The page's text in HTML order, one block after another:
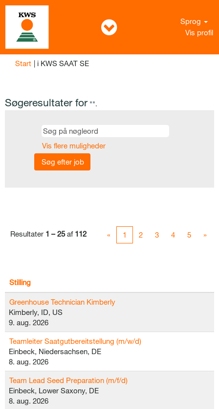
Sprog
Vis profil
Start | i KWS SAAT SE(aktuel
Søgeresultater for "".
Vis flere muligheder
Resultater 1 – 25af 112 « 1 2 3 4 5 »
Stilling
Greenhouse Technician Kimberly
Kimberly, ID, US
9. aug. 2026
Teamleiter Saatgutbereitstellung (m/w/d)
Einbeck, Niedersachsen, DE
8. aug. 2026
Team Lead Seed Preparation (m/f/d)
Einbeck, Lower Saxony, DE
8. aug. 2026